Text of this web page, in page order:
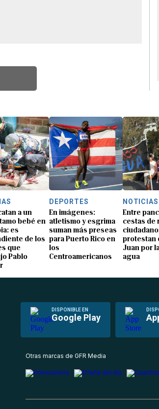
a un
bebé en
es
de los
que
Pablo
DEPORTES
En imágenes:
atletismo y esgrima
suman más preseas
para Puerto Rico en
los
Centroamericanos
NOTICIAS
Entre
cestas de
protestan
Juan por
agua
DISPONIBLE EN
Google Play
Otras marcas de GFR Media